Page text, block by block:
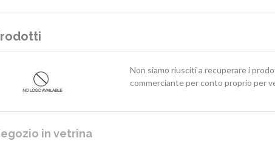
Non siamo riusciti a recuperare i
commerciante per conto proprio per
in vetrina